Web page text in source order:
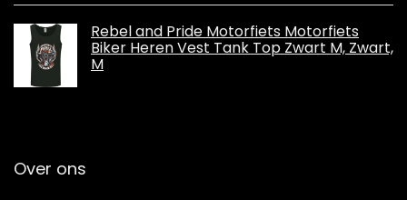
Rebel and Pride Motorfiets Motorfiets
Biker Heren Vest Tank Top Zwart M, Zwart,
M
Over ons